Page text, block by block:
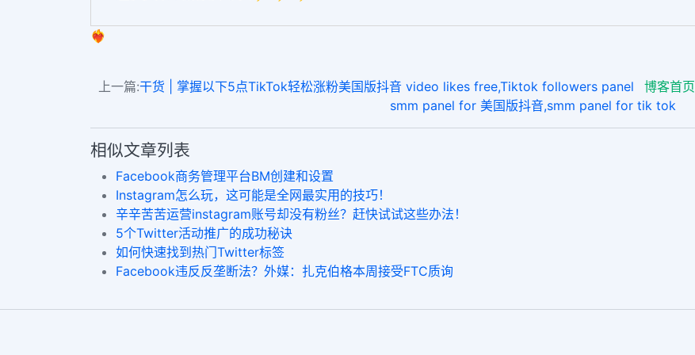
❤️‍🔥
上一篇:干货 | 掌握以下5点TikTok轻松涨粉美国版抖音 video likes free,Tiktok followers panel 博客首页
smm panel for 美国版抖音,smm panel for tik tok
相似文章列表
Facebook商务管理平台BM创建和设置
Instagram怎么玩，这可能是全网最实用的技巧！
辛辛苦苦运营instagram账号却没有粉丝？赶快试试这些办法！
5个Twitter活动推广的成功秘诀
如何快速找到热门Twitter标签
Facebook违反反垄断法？外媒：扎克伯格本周接受FTC质询